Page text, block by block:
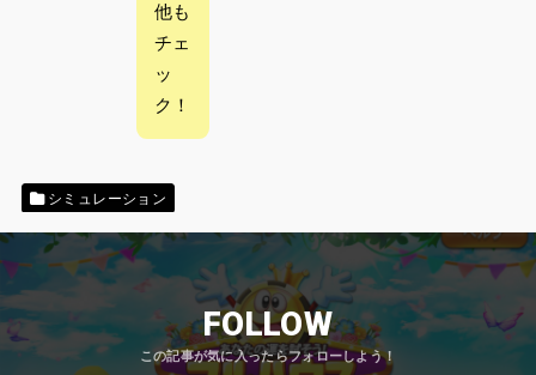
他も
チェ
ッ
ク！
シミュレーション
FOLLOW